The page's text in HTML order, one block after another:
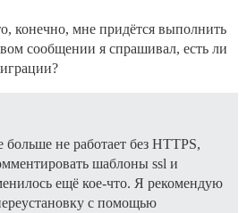
конечно, мне придётся выполнить
сообщении я спрашивал, есть ли
не работает без HTTPS,
шаблоны ssl и
ещё кое-что. Я рекомендую
с помощью